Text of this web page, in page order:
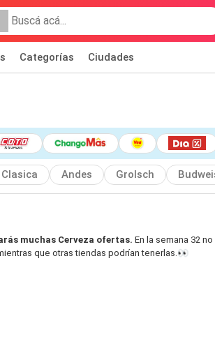
Categorías Ciudades
Clasica Andes Grolsch
muchas Cerveza ofertas. En la semana 32
que otras tiendas podrían tenerlas.👀